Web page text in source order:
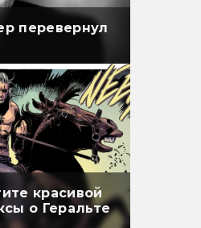
перевернул
красивой
о Геральте